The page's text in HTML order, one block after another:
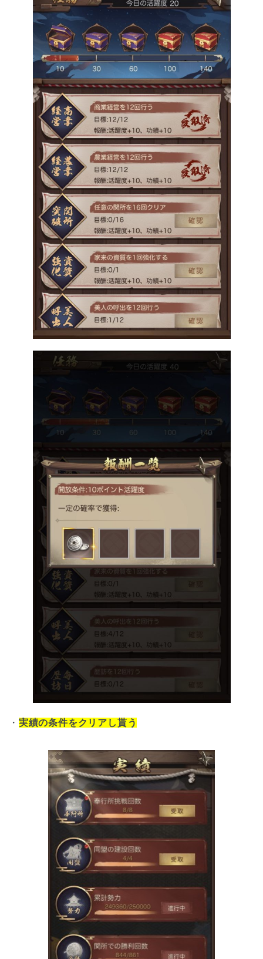
・ 実績の条件をクリアし貰う